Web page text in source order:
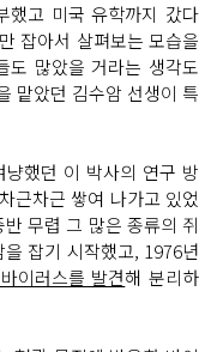
했고 미국 유학까지 갔다
잡아서 살펴보는 모습을
도 많았을 거라는 생각도
맡았던 김수암 선생이 특
했던 이 박사의 연구 방
근차근 쌓여 나가고 있었
무렵 그 많은 종류의 쥐
잡기 시작했고, 1976년
이러스를 발견해 분리하